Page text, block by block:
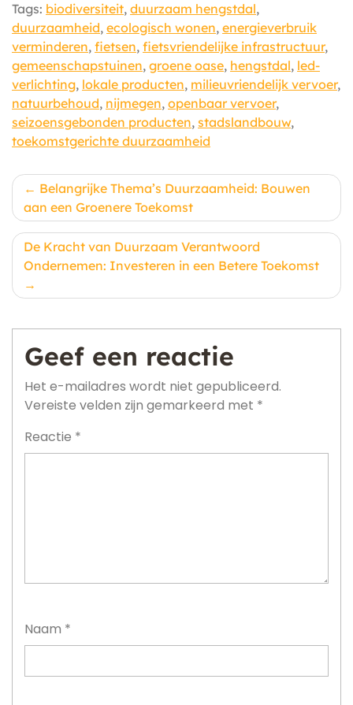
Tags: biodiversiteit, duurzaam hengstdal,
duurzaamheid, ecologisch wonen, energieverbruik
verminderen, fietsen, fietsvriendelijke infrastructuur,
gemeenschapstuinen, groene oase, hengstdal, led-
verlichting, lokale producten, milieuvriendelijk vervoer,
natuurbehoud, nijmegen, openbaar vervoer,
seizoensgebonden producten, stadslandbouw,
toekomstgerichte duurzaamheid
Berichtnavigatie
Belangrijke Thema’s Duurzaamheid: Bouwen
aan een Groenere Toekomst
De Kracht van Duurzaam Verantwoord
Ondernemen: Investeren in een Betere Toekomst
Geef een reactie
Het e-mailadres wordt niet gepubliceerd.
Vereiste velden zijn gemarkeerd met *
Reactie *
Naam *